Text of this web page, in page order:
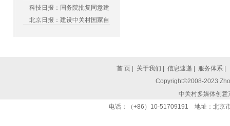
科技日报：国务院批复同意建
北京日报：建设中关村国家自
首 页 关于我们 信息速递 服务体系
Copyright©2008-2023
中关村多媒体创
电话：（+86）10-51709191 地址：北京